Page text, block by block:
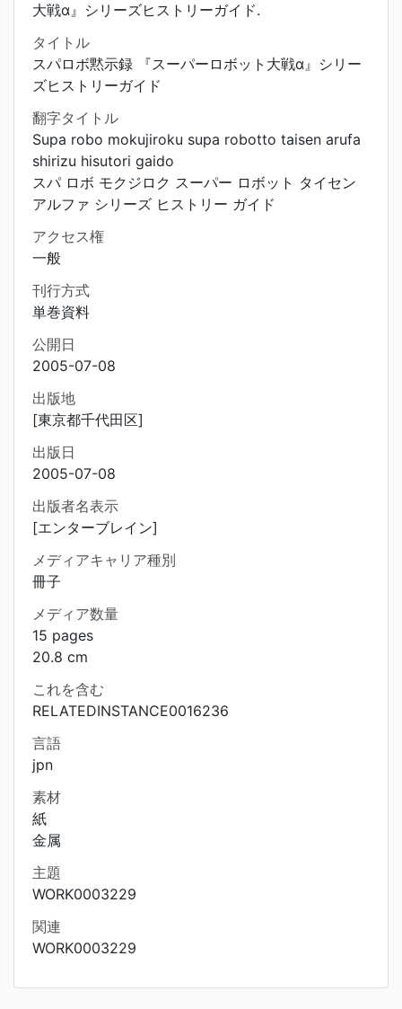
大戦α』シリーズヒストリーガイド.
タイトル
スパロボ黙示録 『スーパーロボット大戦α』シリー
ズヒストリーガイド
翻字タイトル
Supa robo mokujiroku supa robotto taisen arufa
shirizu hisutori gaido
スパ ロボ モクジロク スーパー ロボット タイセン
アルファ シリーズ ヒストリー ガイド
アクセス権
一般
刊行方式
単巻資料
公開日
2005-07-08
出版地
[東京都千代田区]
出版日
2005-07-08
出版者名表示
[エンターブレイン]
メディアキャリア種別
冊子
メディア数量
15 pages
20.8 cm
これを含む
RELATEDINSTANCE0016236
言語
jpn
素材
紙
金属
主題
WORK0003229
関連
WORK0003229